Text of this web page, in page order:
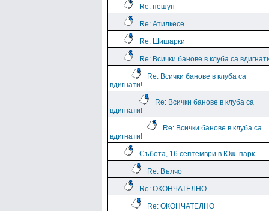
Re: пешун
Re: Атилкесе
Re: Шишарки
Re: Всички банове в клуба са
Re: Всички банове в клуба са
вдигнати!
Re: Всички банове в клуба са
вдигнати!
Re: Всички банове в клуба са
вдигнати!
Събота, 16 септември в Юж. парк
Re: Вълчо
Re: ОКОНЧАТЕЛНО
Re: ОКОНЧАТЕЛНО